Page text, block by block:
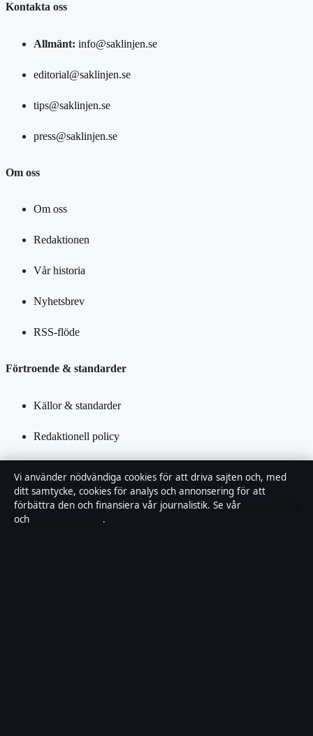
Kontakta oss
Allmänt: info@saklinjen.se
editorial@saklinjen.se
tips@saklinjen.se
press@saklinjen.se
Om oss
Om oss
Redaktionen
Vår historia
Nyhetsbrev
RSS-flöde
Förtroende & standarder
Källor & standarder
Redaktionell policy
Tillgänglighetsredogörelse
Vi använder nödvändiga cookies för att driva sajten och, med
ditt samtycke, cookies för analys och annonsering för att
förbättra den och finansiera vår journalistik. Se vår
och
.